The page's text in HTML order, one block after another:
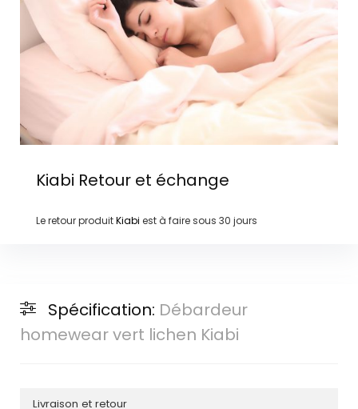
Kiabi Retour et échange
Le retour produitKiabi est à faire sous 30 jours
Spécification: Débardeur
homewear vert lichen Kiabi
Livraison et retour